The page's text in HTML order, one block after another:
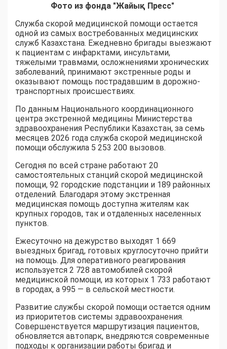
Фото из фонда "Жайық Пресс"
Служба скорой медицинской помощи остается
одной из самых востребованных медицинских
служб Казахстана. Ежедневно бригады выезжают
к пациентам с инфарктами, инсультами,
тяжелыми травмами, осложнениями хронических
заболеваний, принимают экстренные роды и
оказывают помощь пострадавшим в дорожно-
транспортных происшествиях.
По данным Национального координационного
центра экстренной медицины Министерства
здравоохранения Республики Казахстан, за семь
месяцев 2026 года служба скорой медицинской
помощи обслужила 5 253 200 вызовов.
Сегодня по всей стране работают 20
самостоятельных станций скорой медицинской
помощи, 92 городские подстанции и 189 районных
отделений. Благодаря этому экстренная
медицинская помощь доступна жителям как
крупных городов, так и отдаленных населенных
пунктов.
Ежесуточно на дежурство выходят 1 669
выездных бригад, готовых круглосуточно прийти
на помощь. Для оперативного реагирования
используется 2 728 автомобилей скорой
медицинской помощи, из которых 1 733 работают
в городах, а 995 — в сельской местности.
Развитие службы скорой помощи остается одним
из приоритетов системы здравоохранения.
Совершенствуется маршрутизация пациентов,
обновляется автопарк, внедряются современные
подходы к организации работы бригад и